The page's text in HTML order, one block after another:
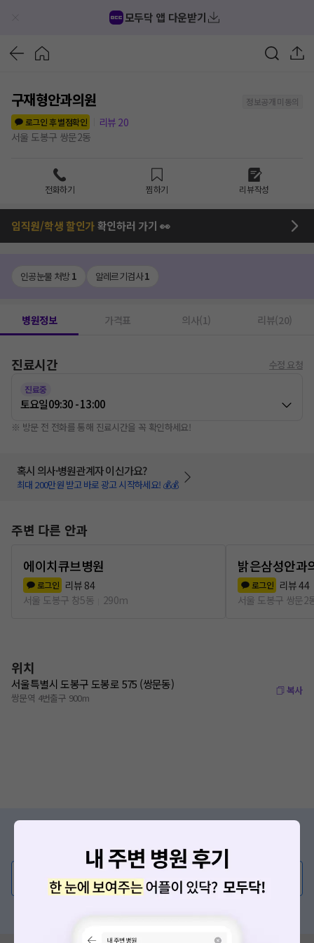
모두닥 앱 다운받기
구재형안과의원
정보공개 미동의
로그인 후 별점확인
리뷰 20
서울 도봉구 쌍문2동
전화하기 찜하기 리뷰작성
임직원/학생 할인가확인하러 가기 👀
인공눈물 처방1 알레르기검사1
병원정보 가격표 의사(1) 리뷰(20)
진료시간 수정 요청
진료중
토요일09:30 - 13:00
※ 방문 전 전화를 통해 진료시간을 꼭 확인하세요!
혹시 의사·병원관계자 이신가요?
최대 200만원 받고 바로 광고 시작하세요! 💰💰
주변 다른 안과
에이치큐브병원
로그인 리뷰 84
서울 도봉구 창5동
290m
밝은삼성안과
로그인 리뷰44
서울 도봉구 쌍문2
위치
서울특별시 도봉구 도봉로 575 (쌍문동)
쌍문역 4번출구 900m
복사
의사가 직접 답해드려요!
💬 무엇이든 물어보세요